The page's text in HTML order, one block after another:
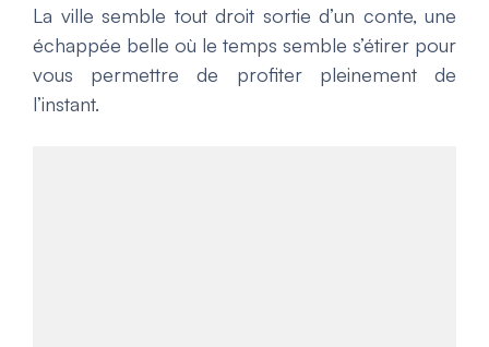
La ville semble tout droit sortie d’un conte, une
échappée belle où le temps semble s’étirer pour
vous permettre de profiter pleinement de
l’instant.